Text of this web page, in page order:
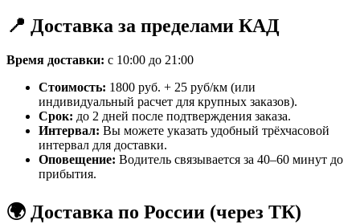
📍 Доставка за пределами КАД
Время доставки: с 10:00 до 21:00
Стоимость: 1800 руб. + 25 руб/км (или
индивидуальный расчет для крупных заказов).
Срок: до 2 дней после подтверждения заказа.
Интервал: Вы можете указать удобный трёхчасовой
интервал для доставки.
Оповещение: Водитель связывается за 40–60 минут до
прибытия.
🌍 Доставка по России (через ТК)